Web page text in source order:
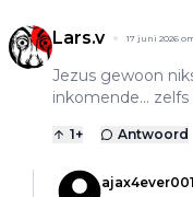
Lars.v 17 juni 2026
Jezus gewoon
inkomende...
1+ Antwoord
ajax4ever001